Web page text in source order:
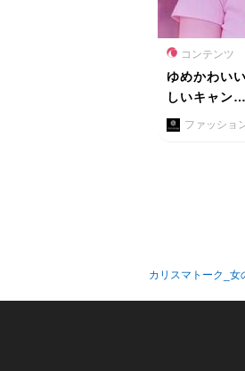
コンテンツ
ゆめかわい
しいキャン…
ファッショ
カリスマトーク_女